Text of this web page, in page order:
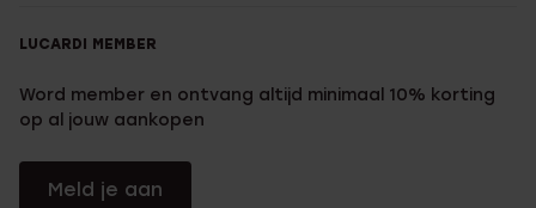
LUCARDI MEMBER
Word member en ontvang altijd minimaal 10% korting
op al jouw aankopen
Meld je aan